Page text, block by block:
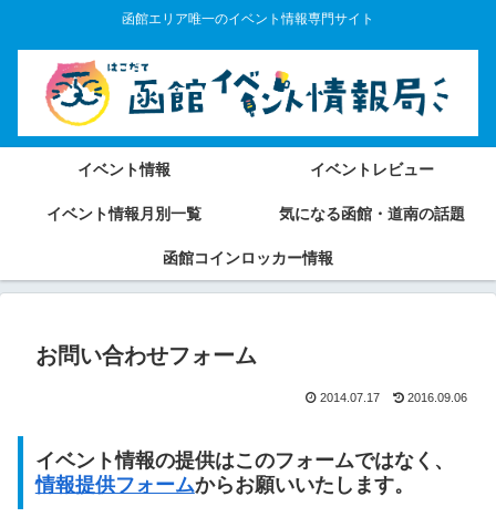
函館エリア唯一のイベント情報専門サイト
イベント情報 イベントレビュー
イベント情報月別一覧 気になる函館・道南の話題
函館コインロッカー情報
お問い合わせフォーム
2014.07.17 2016.09.06
イベント情報の提供はこのフォームではなく、
情報提供フォームからお願いいたします。